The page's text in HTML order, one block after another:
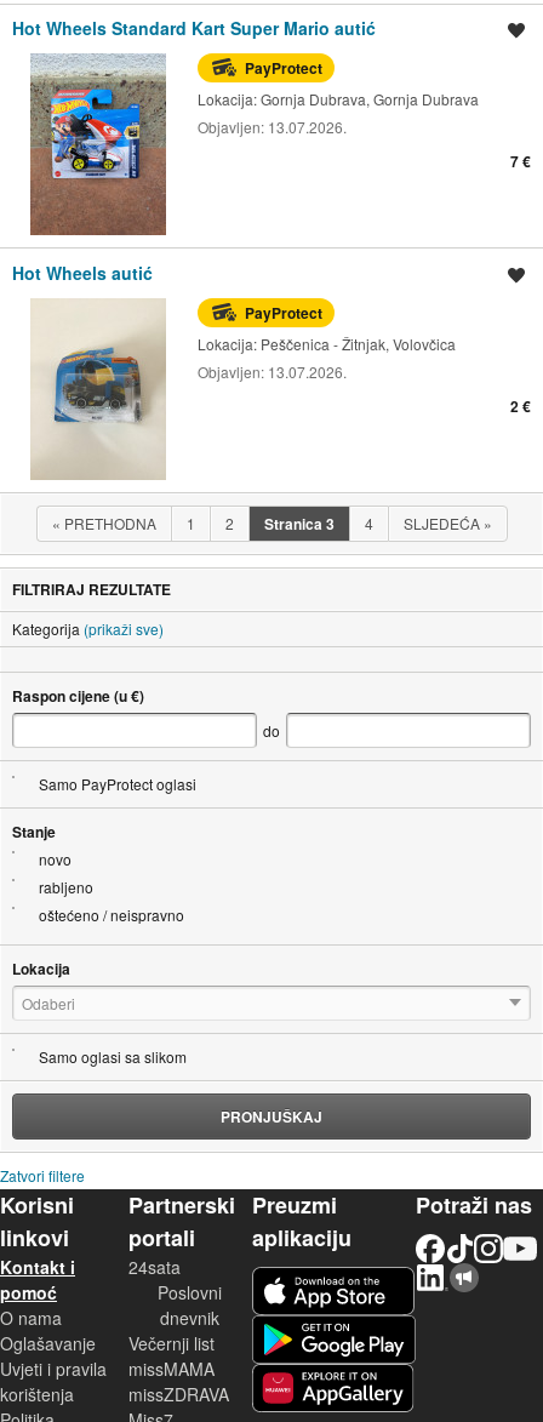
Hot Wheels Standard Kart Super Mario autić
PayProtect
Lokacija:Gornja Dubrava, Gornja Dubrava
Objavljen: 13.07.2026.
7 €
Hot Wheels autić
PayProtect
Lokacija: Peščenica - Žitnjak, Volovčica
Objavljen: 13.07.2026.
2 €
« PRETHODNA 1 2 Stranica3 4 SLJEDEĆA »
FILTRIRAJ REZULTATE
Kategorija (prikaži sve)
Raspon cijene (u €)
do
Samo PayProtect oglasi
Stanje
novo
rabljeno
oštećeno / neispravno
Lokacija
Odaberi
Samo oglasi sa slikom
PRONJUŠKAJ
Zatvori filtere
Korisni
linkovi
Kontakt i
pomoć
O nama
Oglašavanje
Uvjeti i pravila
korištenja
Partnerski
portali
24sata
Poslovni
dnevnik
Večernji list
missMAMA
missZDRAVA
Preuzmi
aplikaciju
Potraži nas